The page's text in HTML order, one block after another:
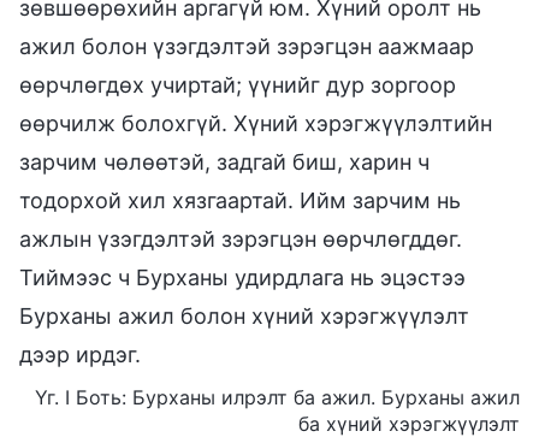
зөвшөөрөхийн аргагүй юм. Хүний оролт нь
ажил болон үзэгдэлтэй зэрэгцэн аажмаар
өөрчлөгдөх учиртай; үүнийг дур зоргоор
өөрчилж болохгүй. Хүний хэрэгжүүлэлтийн
зарчим чөлөөтэй, задгай биш, харин ч
тодорхой хил хязгаартай. Ийм зарчим нь
ажлын үзэгдэлтэй зэрэгцэн өөрчлөгддөг.
Тиймээс ч Бурханы удирдлага нь эцэстээ
Бурханы ажил болон хүний хэрэгжүүлэлт
дээр ирдэг.
Үг. I Боть: Бурханы илрэлт ба ажил. Бурханы ажил
ба хүний хэрэгжүүлэлт